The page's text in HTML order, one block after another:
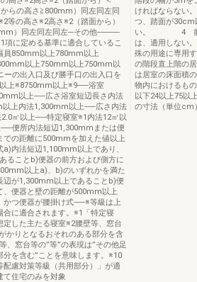
らの高さ≧800mm）同左同左同
等の高さ※2高さ※2（踏面から）
）同左同左同左─その他────
項に定める基準に適合しているこ
員850mm以上780mm以上
以上750mm以上750mm以
の出入口及び勝手口の出入口を
上※8750mm以上※9──浴室
以上──広さ浴室短辺長さ内法
上内法1,300mm以上──広さ内法
㎡以上──特定寝室※1内法12㎡以
便所内法短辺1,300mmまたは便
での距離に500mmを加えた値以上
内法短辺1,100mm以上であり、
ることb)便器の前方および側方に
以上a)、b)のいずれかを満た
辺が1,300mm以上であることb)便
、便器と壁の距離が500mm以上
かつ便器が腰掛け式──※等級は上
合に適合されます。※1「特定寝
した主たる寝室※2腰壁等、窓台
かりとなるおそれのある部分を含
、窓台等の”等”の表現は”その他足
を含む”ことを意味します。※10
慮対策等級（共用部分）」が適
て住宅のみを対象
ければならな
つ、踏面が30cm
い。 4 前3項
は、適用しない
殊の用途に専用
の階段直上階の
は居室の床面積
物内におけるも
以下24以上75以
の寸法（単位cm